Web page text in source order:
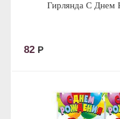
Гирлянда С Днем
82 Р